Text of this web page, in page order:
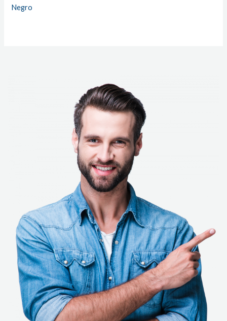
Negro